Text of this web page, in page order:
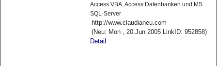
Access VBA, Access Datenbanken und MS
SQL-Server
http://www.claudianeu.com
(Neu: Mon , 20.Jun 2005 LinkID: 952858)
Detail